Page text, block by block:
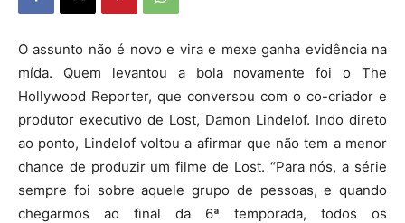
O assunto não é novo e vira e mexe ganha evidência na
mída. Quem levantou a bola novamente foi o The
Hollywood Reporter, que conversou com o co-criador e
produtor executivo de Lost, Damon Lindelof. Indo direto
ao ponto, Lindelof voltou a afirmar que não tem a menor
chance de produzir um filme de Lost. “Para nós, a série
sempre foi sobre aquele grupo de pessoas, e quando
chegarmos ao final da 6ª temporada, todos os